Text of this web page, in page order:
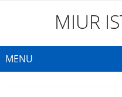
MIUR
MENU